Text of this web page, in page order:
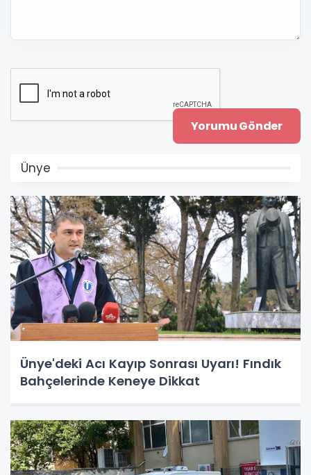
Ünye
Ünye'deki Acı Kayıp Sonrası Uyarı! Fındık
Bahçelerinde Keneye Dikkat